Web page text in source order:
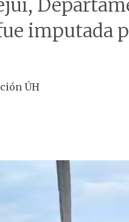
imputada
ÚH